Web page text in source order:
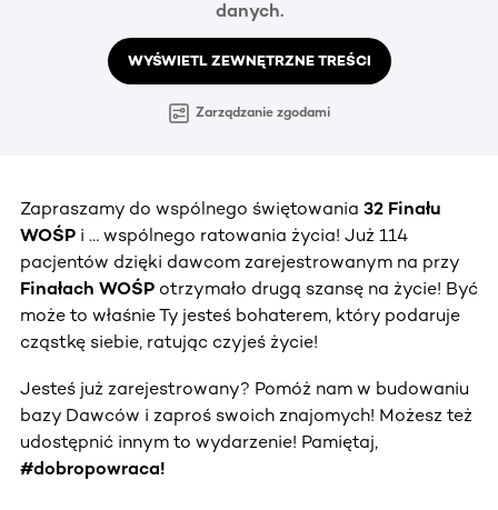
danych.
WYŚWIETL ZEWNĘTRZNE TREŚCI
Zarządzanie zgodami
Zapraszamy do wspólnego świętowania 32 Finału
WOŚP i … wspólnego ratowania życia! Już 114
pacjentów dzięki dawcom zarejestrowanym na przy
Finałach WOŚP otrzymało drugą szansę na życie! Być
może to właśnie Ty jesteś bohaterem, który podaruje
cząstkę siebie, ratując czyjeś życie!
Jesteś już zarejestrowany? Pomóż nam w budowaniu
bazy Dawców i zaproś swoich znajomych! Możesz też
udostępnić innym to wydarzenie! Pamiętaj,
#dobropowraca!